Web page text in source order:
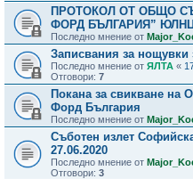
ПРОТОКОЛ ОТ ОБЩО
ФОРД БЪЛГАРИЯ”
Последно мнение от
Записвания за
Последно мнение от ЯЛТА «
Отговори: 7
Покана за свикване
Форд България
Последно мнение от
Съботен излет
27.06.2020
Последно мнение от
Отговори: 3